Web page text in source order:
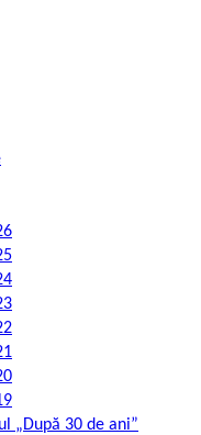
„După 30 de ani”